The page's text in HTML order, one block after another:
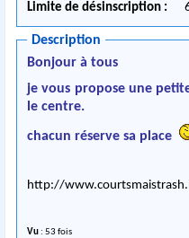
Limite de désinscription :
Description
Bonjour à tous
je vous propose une
le centre.
chacun réserve sa place
http://
Vu : 53 fois